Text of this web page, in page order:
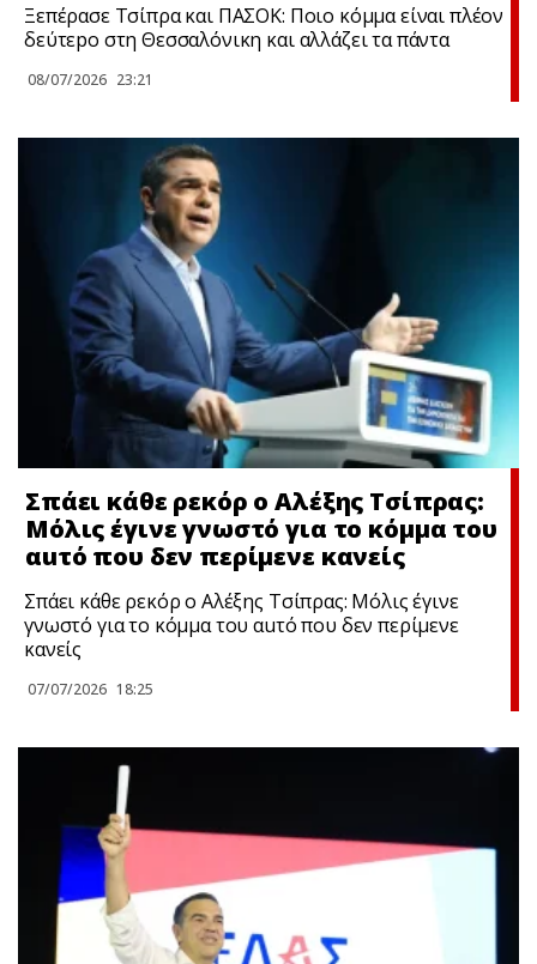
Ξεπέρασε Τσίπρα και ΠΑΣΟΚ: Ποιο κόμμα είναι πλέον
δεύτεpο στη Θεσσαλόνικη και αλλάζει τα πάντα
08/07/2026 23:21
Σπάει κάθε ρεκόρ ο Αλέξης Τσίπρας:
Μόλις έγινε γνωστό για το κόμμα του
αuτό που δεν περίμενε κανείς
Σπάει κάθε ρεκόρ ο Αλέξης Τσίπρας: Μόλις έγινε
γνωστό για το κόμμα του αuτό που δεν περίμενε
κανείς
07/07/2026 18:25